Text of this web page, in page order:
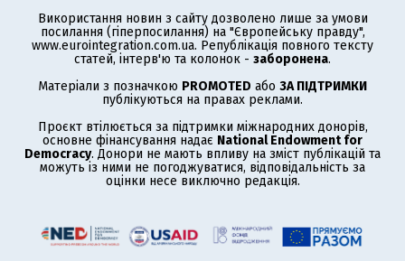
Використання новин з сайту дозволено лише за умови
посилання (гіперпосилання) на "Європейську правду",
www.eurointegration.com.ua. Републікація повного тексту
статей, інтерв'ю та колонок - заборонена.
Матеріали з позначкою PROMOTED або ЗА ПІДТРИМКИ
публікуються на правах реклами.
Проєкт втілюється за підтримки міжнародних донорів,
основне фінансування надає National Endowment for
Democracy. Донори не мають впливу на зміст публікацій та
можуть із ними не погоджуватися, відповідальність за
оцінки несе виключно редакція.